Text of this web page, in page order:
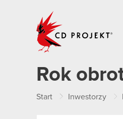
Rok
Start Inwestorzy